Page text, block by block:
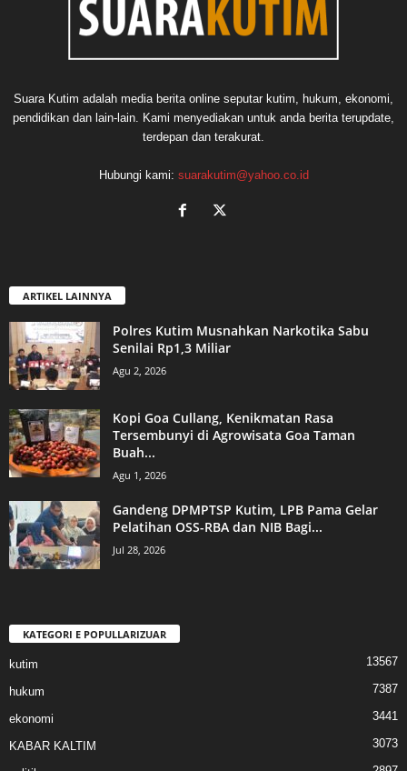
Suara Kutim adalah media berita online seputar kutim, hukum, ekonomi,
pendidikan dan lain-lain. Kami menyediakan untuk anda berita terupdate,
terdepan dan terakurat.
Hubungi kami: suarakutim@yahoo.co.id
ARTIKEL LAINNYA
Polres Kutim Musnahkan Narkotika Sabu
Senilai Rp1,3 Miliar
Agu 2, 2026
Kopi Goa Cullang, Kenikmatan Rasa
Tersembunyi di Agrowisata Goa Taman
Buah...
Agu 1, 2026
Gandeng DPMPTSP Kutim, LPB Pama Gelar
Pelatihan OSS-RBA dan NIB Bagi...
Jul 28, 2026
KATEGORI E POPULLARIZUAR
kutim 13567
hukum 7387
ekonomi 3441
KABAR KALTIM 3073